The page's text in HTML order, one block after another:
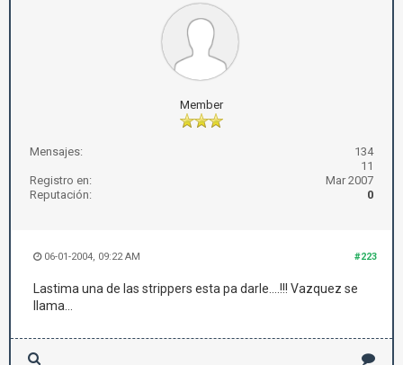
Member
Mensajes:
134
11
Registro en:
Mar 2007
Reputación:
0
#223
06-01-2004, 09:22 AM
Lastima una de las strippers esta pa darle....!!! Vazquez se
llama...